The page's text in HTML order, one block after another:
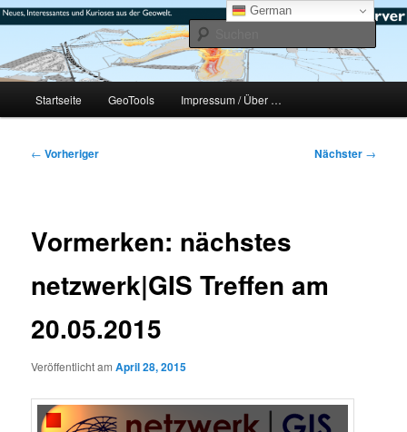
Zum
primären
springen#geoObserver
mikeE's GeoBlog
Startseite GeoTools Impressum / Über …
Beitragsnavigation
← Vorheriger Nächster →
Vormerken: nächstes
netzwerk|GIS Treffen am
20.05.2015
Veröffentlicht amApril 28, 2015
German